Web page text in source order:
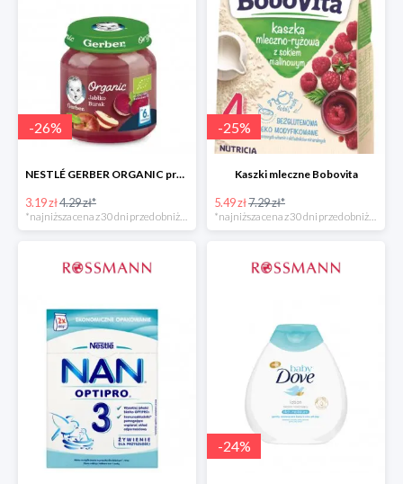
-26%
NESTLÉ GERBER ORGANIC przeciery i deserki owocowe
3.19 zł4.29 zł*
-25%
Kaszki mleczne Bobovita
5.49 zł7.29 zł*
-24%